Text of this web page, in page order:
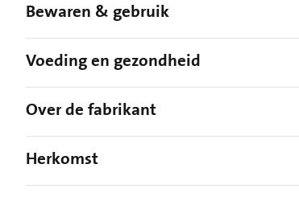
Bewaren & gebruik
Voeding en gezondheid
Over de fabrikant
Herkomst